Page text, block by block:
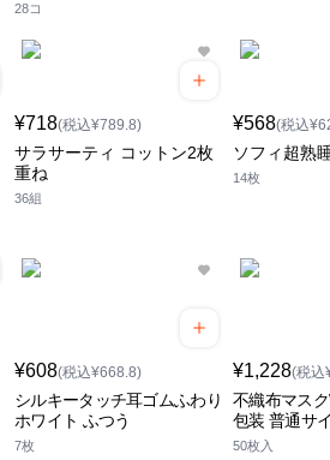
28コ
¥718(税込¥789.8)
サラサーティ コットン2枚
重ね
36組
¥568(税込
ソフィ超熟
14枚
¥608(税込¥668.8)
シルキータッチ耳ゴムふわり
ホワイト ふつう
7枚
¥1,228(税込
不織布マス
包装 普通サ
50枚入